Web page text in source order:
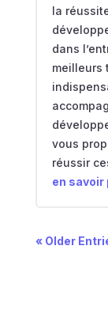
la
dans
meilleurs
vous
réussir
en savoir
« Older